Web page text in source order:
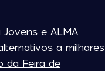
Jovens e ALMA
a milhares
da Feira de